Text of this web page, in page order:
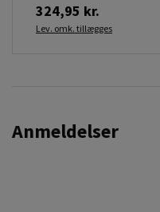
324,95 kr.
Lev. omk. tillægges
Anmeldelser